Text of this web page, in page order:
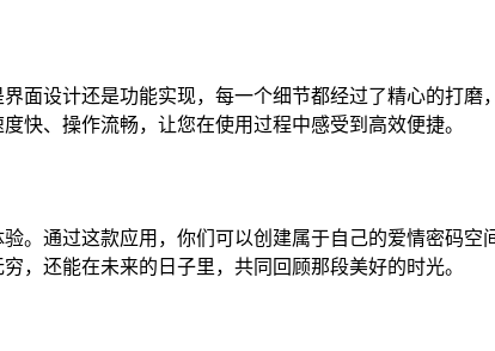
面设计还是功能实现，每一个细节都经过了精心的打
快、操作流畅，让您在使用过程中感受到高效便捷。
。通过这款应用，你们可以创建属于自己的爱情密码
，还能在未来的日子里，共同回顾那段美好的时光。